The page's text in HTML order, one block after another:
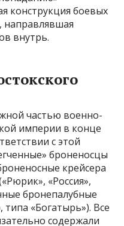
конструкция боевых
направлявшая
внутрь.
частью военно-
империи в конце
с этой
броненосцы
крейсера
«Россия»,
бронепалубные
«Богатырь»). Все
содержали